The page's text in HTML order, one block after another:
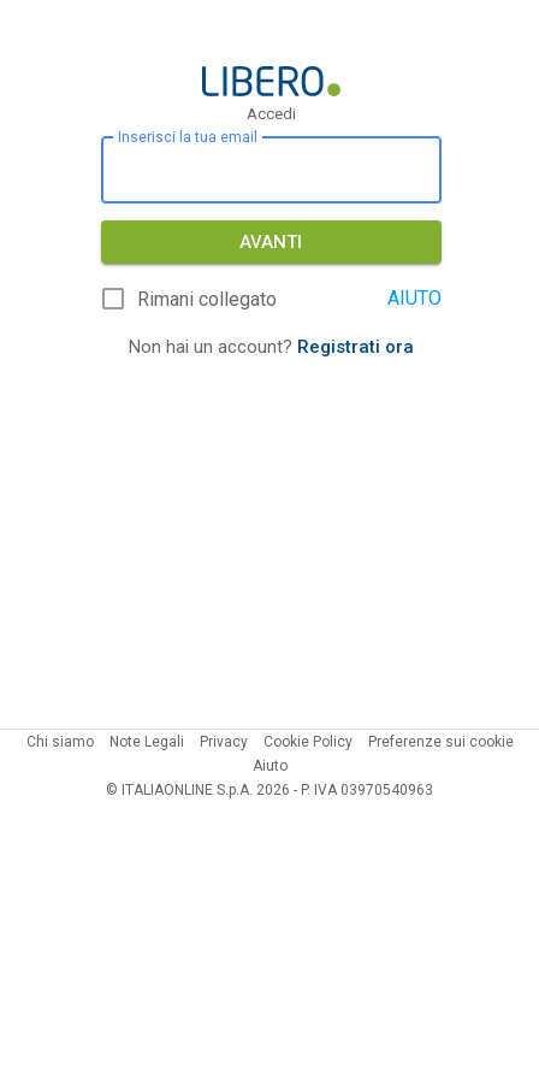
Accedi
Inserisci la tua email
AVANTI
Rimani collegato AIUTO
Non hai un account? Registrati ora
Chi siamo Note Legali Privacy Cookie Policy
Preferenze sui cookie
Aiuto
© ITALIAONLINE S.p.A. 2026 - P. IVA 03970540963